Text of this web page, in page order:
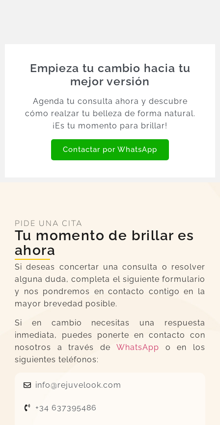
Empieza tu cambio hacia tu
mejor versión
Agenda tu consulta ahora y descubre
cómo realzar tu belleza de forma natural.
¡Es tu momento para brillar!
Contactar por WhatsApp
PIDE UNA CITA
Tu momento de brillar es
ahora
Si deseas concertar una consulta o resolver
alguna duda, completa el siguiente formulario
y nos pondremos en contacto contigo en la
mayor brevedad posible.
Si en cambio necesitas una respuesta
inmediata, puedes ponerte en contacto con
nosotros a través deWhatsApp o en los
siguientes teléfonos:
info@rejuvelook.com
+34 637395486